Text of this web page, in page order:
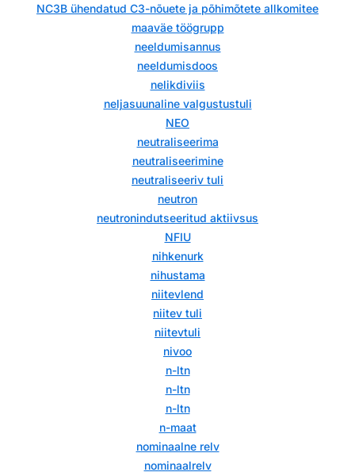
NC3B ühendatud C3-nõuete ja põhimõtete allkomitee
maaväe töögrupp
neeldumisannus
neeldumisdoos
nelikdiviis
neljasuunaline valgustustuli
NEO
neutraliseerima
neutraliseerimine
neutraliseeriv tuli
neutron
neutronindutseeritud aktiivsus
NFIU
nihkenurk
nihustama
niitevlend
niitev tuli
niitevtuli
nivoo
n-ltn
n-ltn
n-ltn
n-maat
nominaalne relv
nominaalrelv